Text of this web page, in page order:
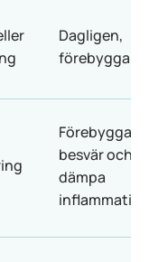
Dagligen,
Förebygga
besvär och
dämpa
inflammation